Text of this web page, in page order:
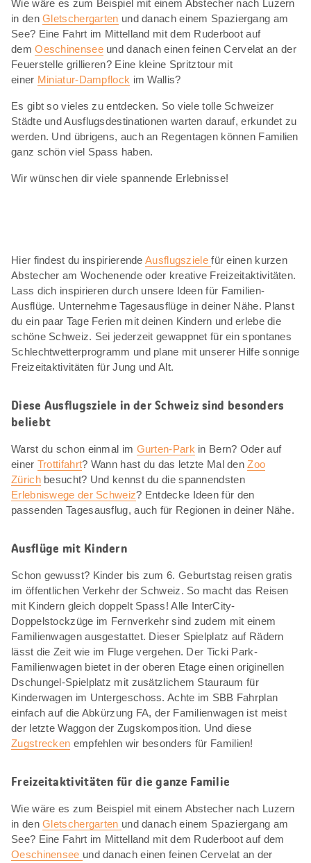
Wie wäre es zum Beispiel mit einem Abstecher nach Luzern
in denGletschergarten und danach einem Spaziergang am
See? Eine Fahrt im Mittelland mit dem Ruderboot auf
demOeschinenseeund danach einen feinen Cervelat an der
Feuerstelle grillieren? Eine kleine Spritztour mit
einer Miniatur-Dampflock im Wallis?
Es gibt so vieles zu entdecken. So viele tolle Schweizer
Städte und Ausflugsdestinationen warten darauf, erkundet zu
werden. Und übrigens, auch an Regentagen können Familien
ganz schön viel Spass haben.
Wir wünschen dir viele spannende Erlebnisse!
Hier findest du inspirierendeAusflugszielefür einen kurzen
Abstecher am Wochenende oder kreative Freizeitaktivitäten.
Lass dich inspirieren durch unsere Ideen für Familien-
Ausflüge. Unternehme Tagesausflüge in deiner Nähe. Planst
du ein paar Tage Ferien mit deinen Kindern und erlebe die
schöne Schweiz. Sei jederzeit gewappnet für ein spontanes
Schlechtwetterprogramm und plane mit unserer Hilfe sonnige
Freizeitaktivitäten für Jung und Alt.
Diese Ausflugsziele in der Schweiz sind besonders
beliebt
Warst du schon einmal im Gurten-Park in Bern? Oder auf
einer Trottifahrt? Wann hast du das letzte Mal denZoo
Zürichbesucht? Und kennst du die spannendsten
Erlebniswege der Schweiz? Entdecke Ideen für den
passenden Tagesausflug, auch für Regionen in deiner Nähe.
Ausflüge mit Kindern
Schon gewusst? Kinder bis zum 6. Geburtstag reisen gratis
im öffentlichen Verkehr der Schweiz. So macht das Reisen
mit Kindern gleich doppelt Spass! Alle InterCity-
Doppelstockzüge im Fernverkehr sind zudem mit einem
Familienwagen ausgestattet. Dieser Spielplatz auf Rädern
lässt die Zeit wie im Fluge vergehen. Der Ticki Park-
Familienwagen bietet in der oberen Etage einen originellen
Dschungel-Spielplatz mit zusätzlichem Stauraum für
Kinderwagen im Untergeschoss. Achte im SBB Fahrplan
einfach auf die Abkürzung FA, der Familienwagen ist meist
der letzte Waggon der Zugskomposition. Und diese
Zugstrecken empfehlen wir besonders für Familien!
Freizeitaktivitäten für die ganze Familie
Wie wäre es zum Beispiel mit einem Abstecher nach Luzern
in denGletschergarten und danach einem Spaziergang am
See? Eine Fahrt im Mittelland mit dem Ruderboot auf dem
Oeschinensee und danach einen feinen Cervelat an der